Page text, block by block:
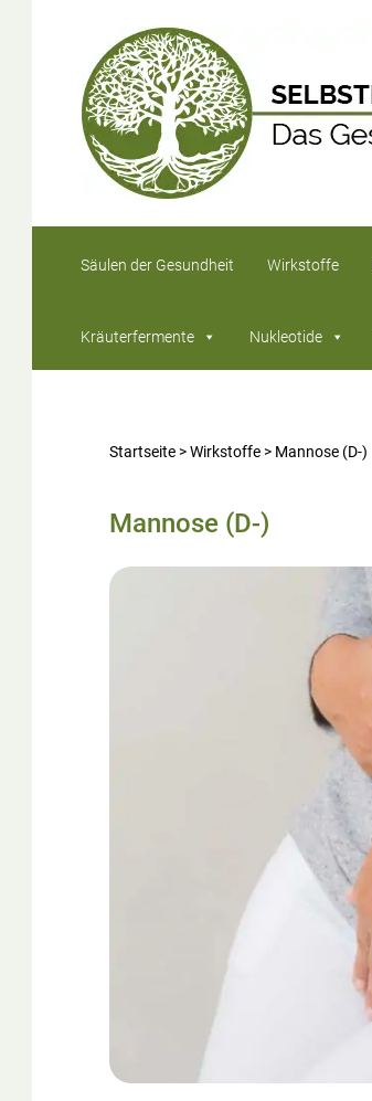
Säulen der Gesundheit Wirkstoffe
Kräuterfermente Nukleotide
Startseite >Wirkstoffe > Mannose (D-)
Mannose (D-)